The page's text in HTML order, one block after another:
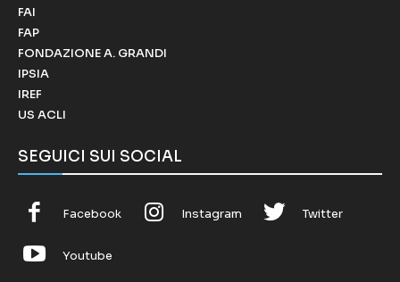
FAI
FAP
FONDAZIONE A. GRANDI
IPSIA
IREF
US ACLI
SEGUICI SUI SOCIAL
Facebook Instagram Twitter
Youtube